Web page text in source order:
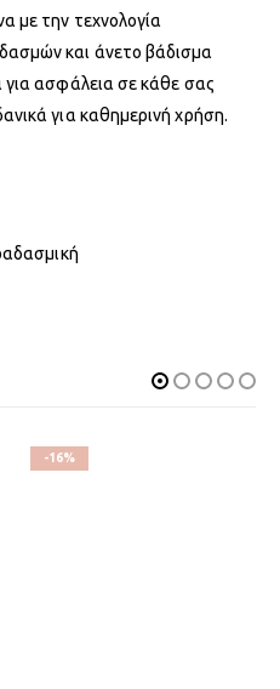
με την τεχνολογία
και άνετο βάδισμα
για ασφάλεια σε κάθε σας
για καθημερινή χρήση.
-16%